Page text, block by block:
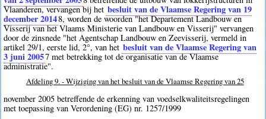
Vlaanderen, vervangen bij het besluit van de Vlaamse Regering van 19
december 20148, worden de woorden "het Departement Landbouw en
Visserij van het Vlaams Ministerie van Landbouw en Visserij" vervangen
door de zinsnede "het Agentschap Landbouw en Zeevisserij, vermeld in
artikel 29/1, eerste lid, 2°, van het besluit van de Vlaamse Regering van
3 juni 20057 met betrekking tot de organisatie van de Vlaamse
administratie".
Afdeling 9. - Wijziging van het besluit van de Vlaamse Regering van 25
november 2005 betreffende de erkenning van voedselkwaliteitsregelingen
met toepassing van Verordening (EG) nr. 1257/1999